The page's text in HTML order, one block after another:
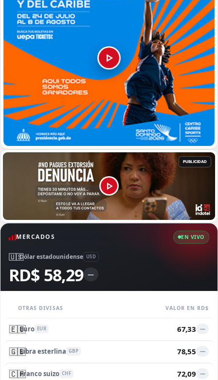
MERCADOS EN VIVO
🇺🇸Dólar estadounidense USD
RD$ 58,29 —
OTRAS DIVISAS VALOR EN RD$
🇪🇺Euro EUR 67,33 —
🇬🇧Libra esterlina GBP 78,55 —
🇨🇭Franco suizo CHF 72,09 —